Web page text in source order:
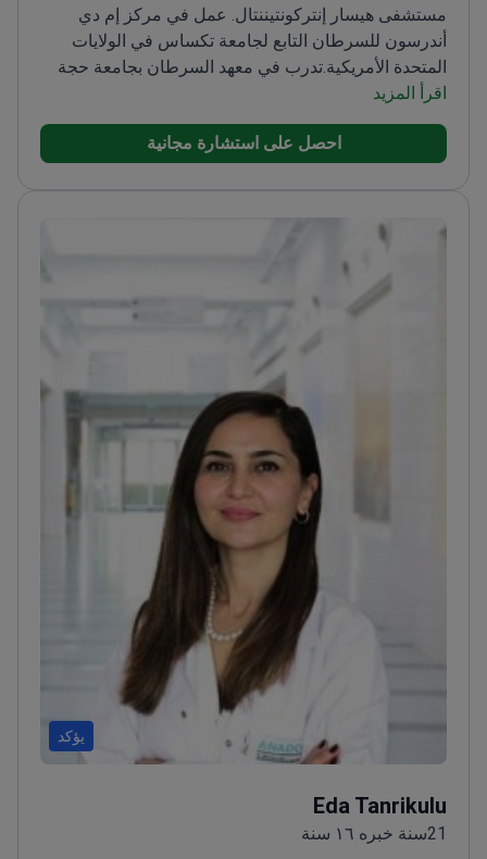
مستشفى هيسار إنتركونتيننتال. عمل في مركز إم دي
أندرسون للسرطان التابع لجامعة تكساس في الولايات
المتحدة الأمريكية.تدرب في معهد السرطان بجامعة حجة
تبه - أحد مراكز السرطان الرائدة في تركيا
سرطان الغدة الدرقية وأورام الرأس والرقبة الخبيثة
يجري العلاج باليود المشع لعلاج اضطرابات الغدة
الجهازية للأورام الصلبة والحالات الدموية المعقدةأكمل
تخصصاً دقيقاً في طب الأورام لعلاج حالات السرطان
اقرأ المزيد
احصل على استشارة مجانية
يؤكد
Eda Tanrikulu
21سنة خبره ١٦ سنة